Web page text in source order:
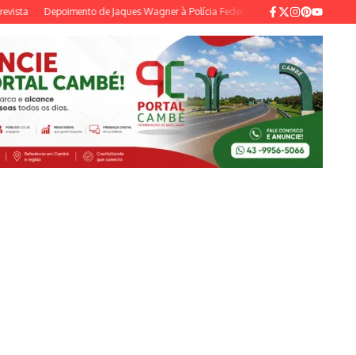
Depoimento de Jaques Wagner à Polícia Federal é adiado por falta de acesso à